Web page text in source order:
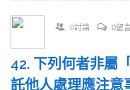
0討論 0留
42. 下列何者非屬
託他人處理應注意